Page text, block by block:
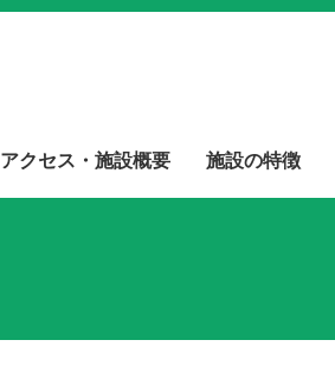
アクセス・施設概要 施設の特徴